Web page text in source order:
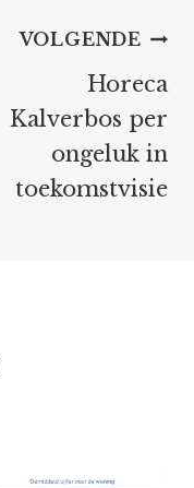
VOLGENDE
Horeca
Kalverbos per
ongeluk in
toekomstvisie